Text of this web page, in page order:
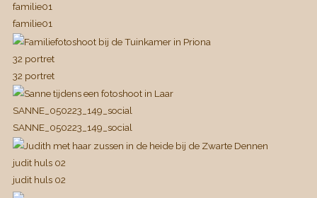
familie01
familie01
32 portret
32 portret
SANNE_050223_149_social
SANNE_050223_149_social
judit huls 02
judit huls 02